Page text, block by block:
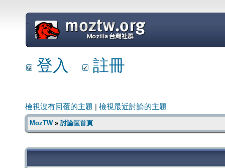
=
登入 註冊
檢視沒有回覆的主題 檢視最近討論的主題
MozTW» 討論區首頁